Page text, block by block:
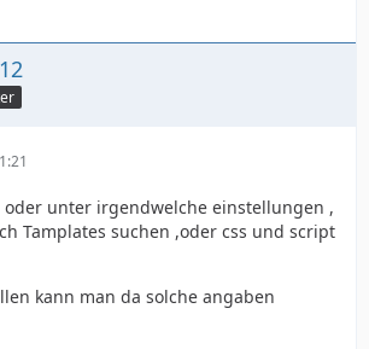
unter irgendwelche einstellungen ,
Tamplates suchen ,oder css und script
kann man da solche angaben